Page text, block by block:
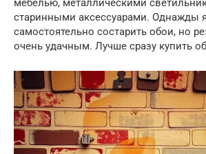
мебелью, металлическими
старинными аксессуарами. Однажды
самостоятельно состарить обои, но
очень удачным. Лучше сразу купить